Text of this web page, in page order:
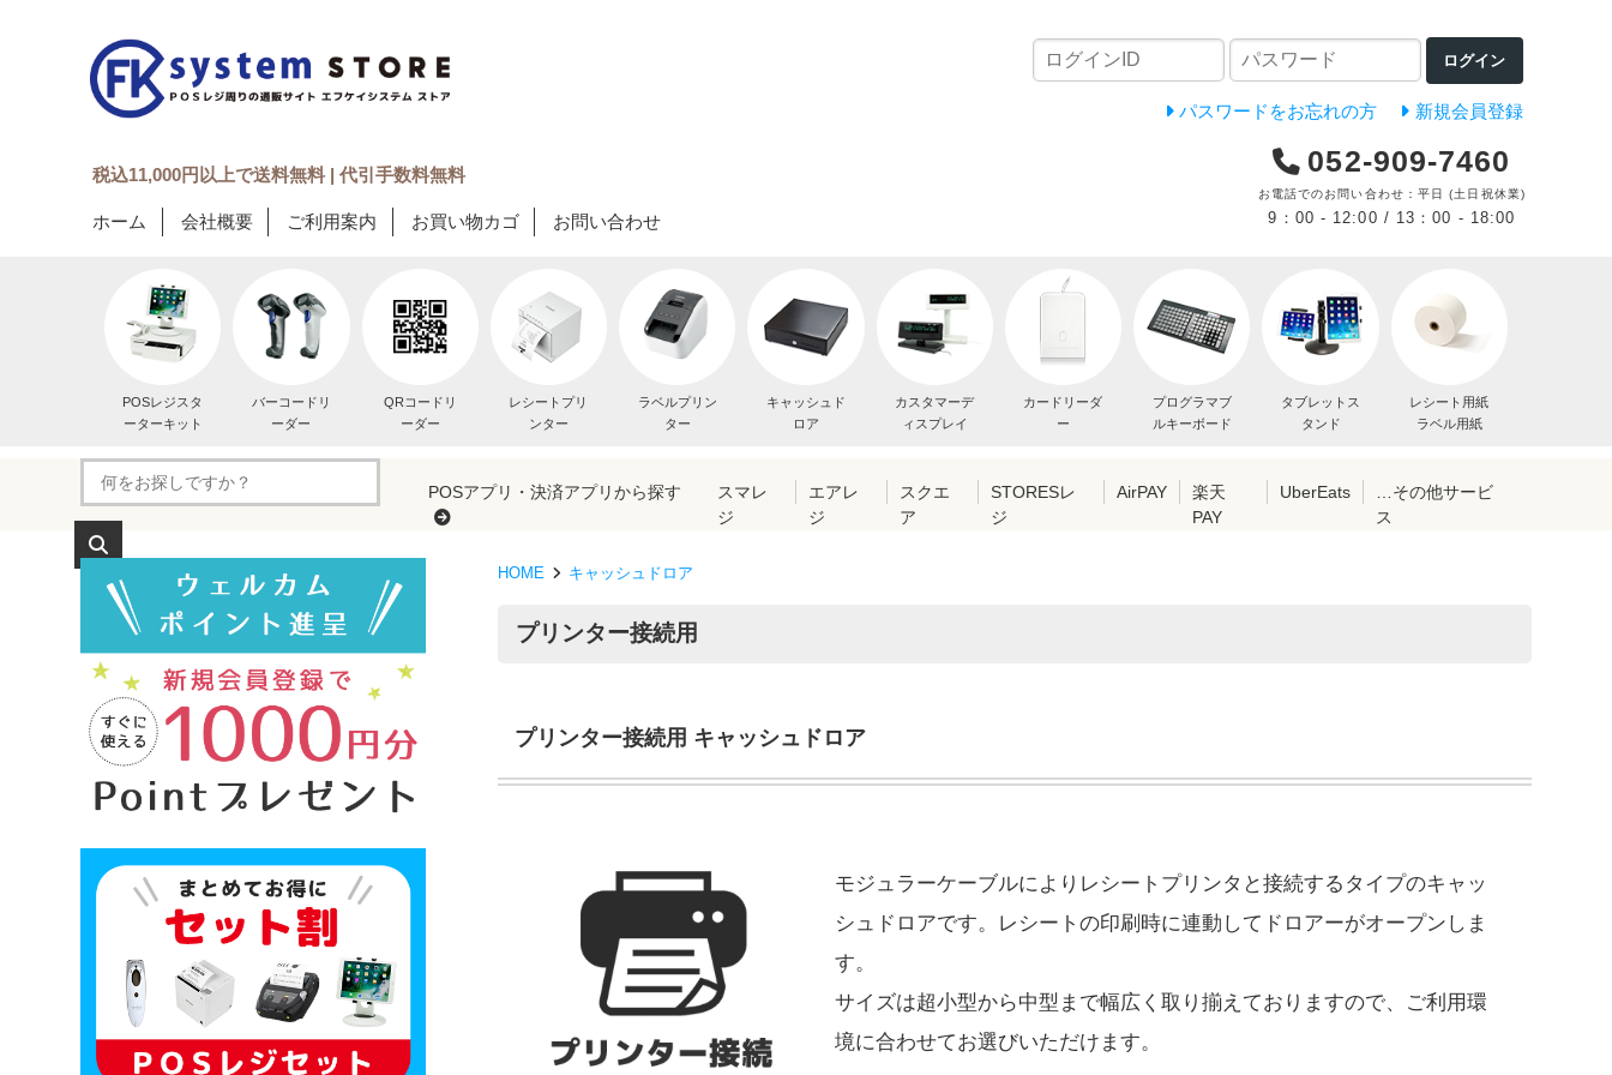
ログイン
パスワードをお忘れの方 新規会員登録
税込11,000円以上で送料無料 | 代引手数料無料
ホーム 会社概要 ご利用案内 お買い物カゴ お問い合わせ
052-909-7460
お電話でのお問い合わせ：平日 (土日祝休業)
9：00 - 12:00 / 13：00 - 18:00
POSレジスタ
ーターキット
バーコードリ
ーダー
QRコードリ
ーダー
レシートプリ
ンター
ラベルプリン
ター
キャッシュド
ロア
カスタマーデ
ィスプレイ
カードリーダ
ー
プログラマブ
ルキーボード
タブレットス
タンド
レシート用紙
ラベル用紙
POSアプリ・決済アプリから探す
スマレ
ジ
エアレ
ジ
スクエ
ア
STORESレ
ジ
AirPAY
楽天
PAY
UberEats
…その他サービ
ス
HOME キャッシュドロア
プリンター接続用
プリンター接続用 キャッシュドロア
モジュラーケーブルによりレシートプリンタと接続するタイプのキャッ
シュドロアです。レシートの印刷時に連動してドロアーがオープンしま
す。
サイズは超小型から中型まで幅広く取り揃えておりますので、ご利用環
境に合わせてお選びいただけます。